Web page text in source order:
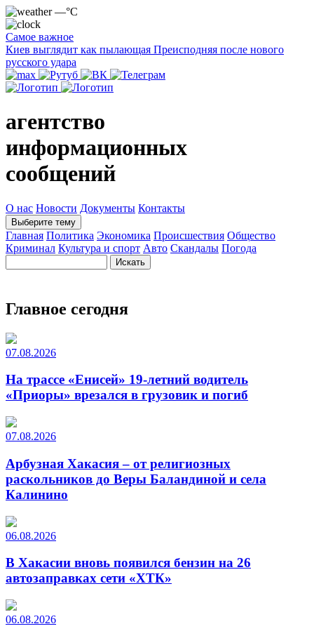
—°C
Самое важное
Киев выглядит как пылающая Преисподняя после нового
русского удара
агентство
информационных
сообщений
О нас Новости Документы Контакты
Выберите тему
Главная Политика Экономика Происшествия Общество
Криминал Культура и спорт Авто Скандалы Погода
Главное сегодня
07.08.2026
На трассе «Енисей» 19-летний водитель
«Приоры» врезался в грузовик и погиб
07.08.2026
Арбузная Хакасия – от религиозных
раскольников до Веры Баландиной и села
Калинино
06.08.2026
В Хакасии вновь появился бензин на 26
автозаправках сети «ХТК»
06.08.2026